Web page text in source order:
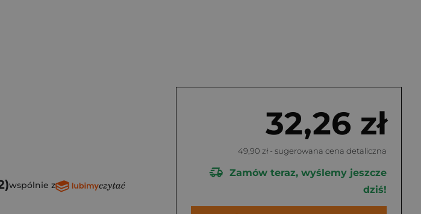
32,26 zł
49,90 zł - sugerowana cena detaliczna
Zamów teraz, wyślemy jeszcze
dziś!
wspólnie z